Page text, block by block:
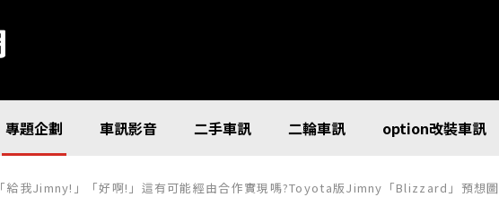
專題企劃 車訊影音 二手車訊 二輪車訊 option改裝車訊
「給我Jimny!」「好啊!」這有可能經由合作實現嗎?Toyota版Jimny「Blizzard」預想圖